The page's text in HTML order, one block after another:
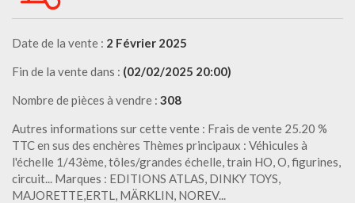
Date de la vente : 2 Février 2025
Fin de la vente dans : (02/02/2025 20:00)
Nombre de pièces à vendre : 308
Autres informations sur cette vente : Frais de vente 25.20 %
TTC en sus des enchères Thèmes principaux : Véhicules à
l'échelle 1/43ème, tôles/grandes échelle, train HO, O, figurines,
circuit... Marques : EDITIONS ATLAS, DINKY TOYS,
MAJORETTE,ERTL, MÄRKLIN, NOREV...